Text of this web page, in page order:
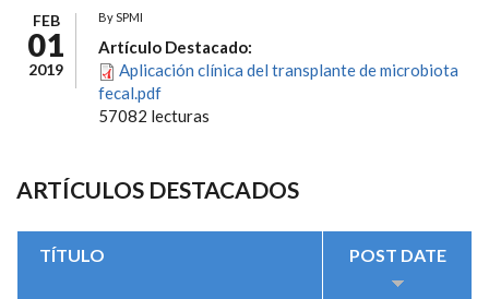
FEB
01
2019
BySPMI
Artículo Destacado:
Aplicación clínica del transplante de microbiota
fecal.pdf
57082 lecturas
ARTÍCULOS DESTACADOS
TÍTULO POST DATE